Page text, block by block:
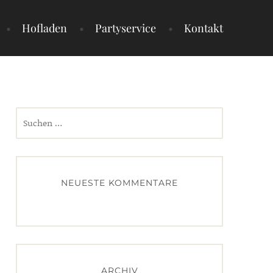
Hofladen Partyservice Kontakt
NEUESTE KOMMENTARE
ARCHIV